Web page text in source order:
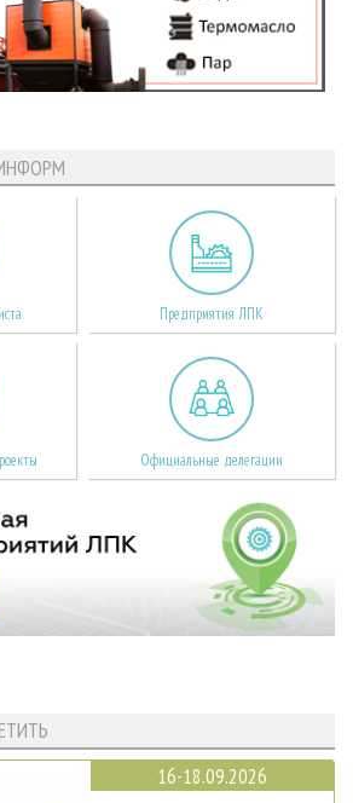
Предприятия ЛПК
Официальные делегации
16-18.09.2026